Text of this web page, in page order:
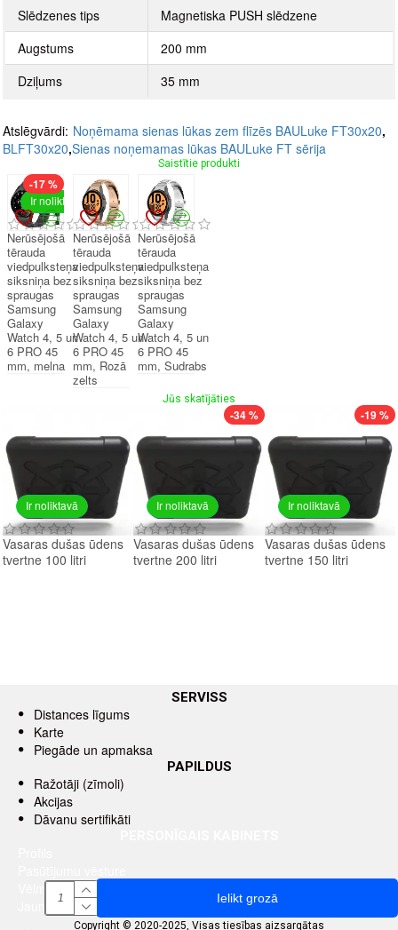
Ielikt grozā
Slēdzenes tips
Magnetiska PUSH slēdzene
Augstums
200 mm
Dziļums
35 mm
Atslēgvārdi: Noņēmama sienas lūkas zem flīzēs BAULuke FT30x20,
BLFT30x20,Sienas noņemamas lūkas BAULuke FT sērija
Saistītie produkti
Ir noliktavā
-17 %
Nerūsējošā
tērauda
viedpulksteņa
siksniņa bez
spraugas
Samsung
Galaxy
Watch 4, 5 un
6 PRO 45
mm, melna
Nerūsējošā
tērauda
viedpulksteņa
siksniņa bez
spraugas
Samsung
Galaxy
Watch 4, 5 un
6 PRO 45
mm, Rozā
zelts
Nerūsējošā
tērauda
viedpulksteņa
siksniņa bez
spraugas
Samsung
Galaxy
Watch 4, 5 un
6 PRO 45
mm, Sudrabs
Jūs skatījāties
Ir noliktavā
Vasaras dušas ūdens
tvertne 100 litri
Ir noliktavā
-34 %
Vasaras dušas ūdens
tvertne 200 litri
Ir noliktavā
-19 %
Vasaras dušas ūdens
tvertne 150 litri
SERVISS
Distances līgums
Karte
Piegāde un apmaksa
PAPILDUS
Ražotāji (zīmoli)
Akcijas
Dāvanu sertifikāti
Vēlmju saraksts
Jaunumu saņemšana pa e-pastu
Copyright © 2020-2025, Visas tiesības aizsargātas